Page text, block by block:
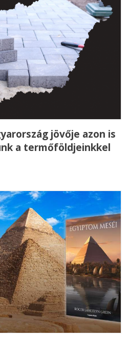
jövője azon is
a termőföldjeinkkel